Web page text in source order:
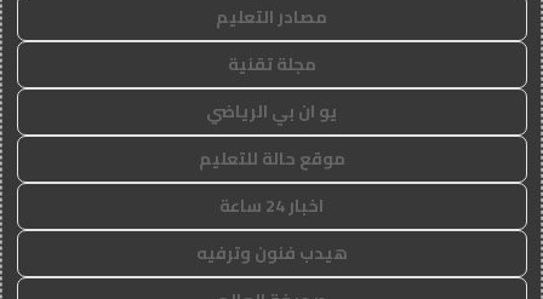
مصادر التعليم
مجلة تقنية
يو ان بي الرياضي
موقع حالة للتعليم
اخبار 24 ساعة
هيدب فنون وترفيه